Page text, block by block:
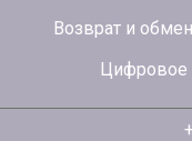
Возврат и обмен
Цифровое